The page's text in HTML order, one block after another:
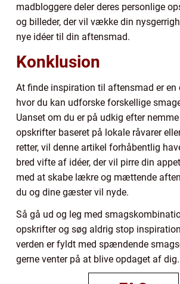
madbloggere deler deres personlige
og billeder, der vil vække din
nye idéer til din aftensmad.
Konklusion
At finde inspiration til aftensmad er en
hvor du kan udforske forskellige
Uanset om du er på udkig efter
opskrifter baseret på lokale råvarer
retter, vil denne artikel forhåbentlig
bred vifte af idéer, der vil pirre din
med at skabe lækre og mættende
du og dine gæster vil nyde.
Så gå ud og leg med
opskrifter og søg aldrig stop
verden er fyldt med spændende
gerne venter på at blive opdaget af dig.